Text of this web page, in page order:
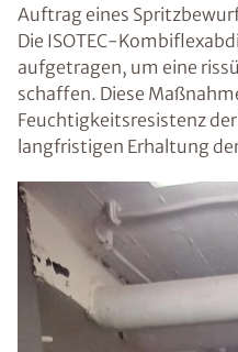
Auftrag eines
Die ISOTEC-
aufgetragen, um eine
schaffen. Diese
Feuchtigkeitsresistenz
langfristigen Erhaltung